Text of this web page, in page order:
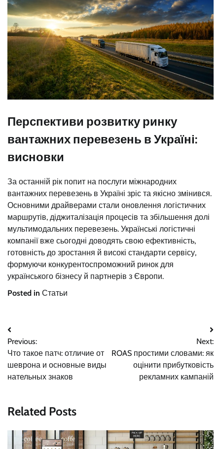
Перспективи розвитку ринку
вантажних перевезень в Україні:
висновки
За останній рік попит на послуги міжнародних
вантажних перевезень в Україні зріс та якісно змінився.
Основними драйверами стали оновлення логістичних
маршрутів, діджиталізація процесів та збільшення долі
мультимодальних перевезень. Українські логістичні
компанії вже сьогодні доводять свою ефективність,
готовність до зростання й високі стандарти сервісу,
формуючи конкурентоспроможний ринок для
українського бізнесу й партнерів з Європи.
Posted in Статьи
Навигация
по
записям
Previous:
Что такое патч: отличие от
шеврона и основные виды
нательных знаков
Next:
ROAS простими словами: як
оцінити прибутковість
рекламних кампаній
Related Posts